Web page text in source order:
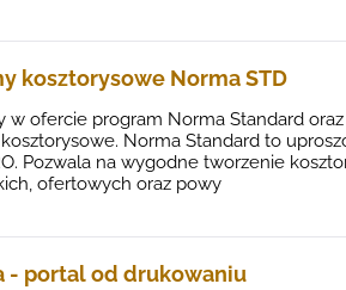
kosztorysowe Norma STD
w ofercie program Norma Standard
Norma Standard to
Pozwala na wygodne tworzenie
ofertowych oraz powy
- portal od drukowaniu